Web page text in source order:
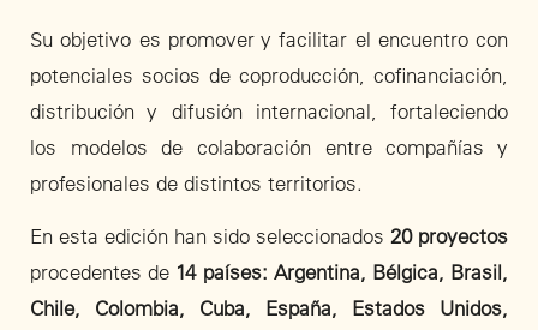
Su objetivo es promover y facilitar el encuentro con
potenciales socios de coproducción, cofinanciación,
distribución y difusión internacional, fortaleciendo
los modelos de colaboración entre compañías y
profesionales de distintos territorios.
En esta edición han sido seleccionados 20 proyectos
procedentes de 14 países: Argentina, Bélgica, Brasil,
Chile, Colombia, Cuba, España, Estados Unidos,